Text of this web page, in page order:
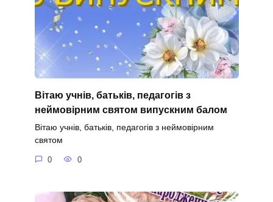
Вітаю учнів, батьків, педагогів з
неймовірним святом випускним балом
Вітаю учнів, батьків, педагогів з неймовірним
святом
0 0